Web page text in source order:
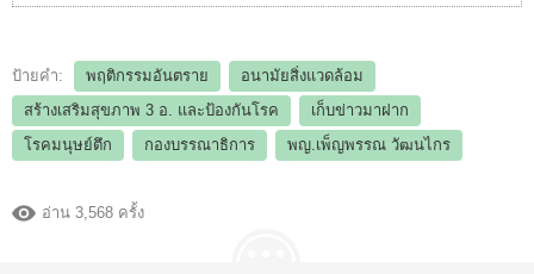
ป้ายคำ: พฤติกรรมอันตราย
อนามัยสิ่งแวดล้อม
สร้างเสริมสุขภาพ 3 อ.​ และป้องกันโรค
เก็บข่าวมาฝาก
โรคมนุษย์ตึก
กองบรรณาธิการ พญ.เพ็ญพรรณ วัฒนไกร
อ่าน 3,568 ครั้ง